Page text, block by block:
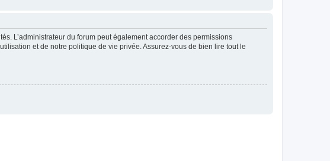
L’administrateur du forum peut également accorder des permissions
et de notre politique de vie privée. Assurez-vous de bien lire tout le